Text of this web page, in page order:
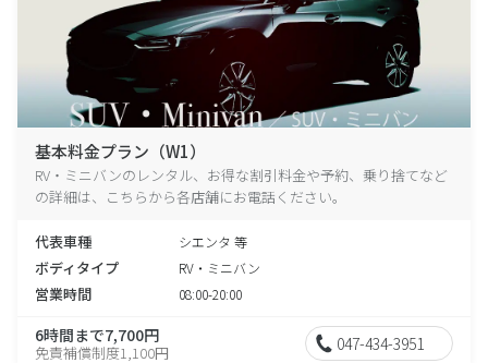
基本料金プラン（W1）
RV・ミニバンのレンタル、お得な割引料金や予約、乗り捨てなど
の詳細は、こちらから各店舗にお電話ください。
代表車種 シエンタ 等
ボディタイプ RV・ミニバン
営業時間 08:00-20:00
6時間まで7,700円
免責補償制度1,100円 047-434-3951